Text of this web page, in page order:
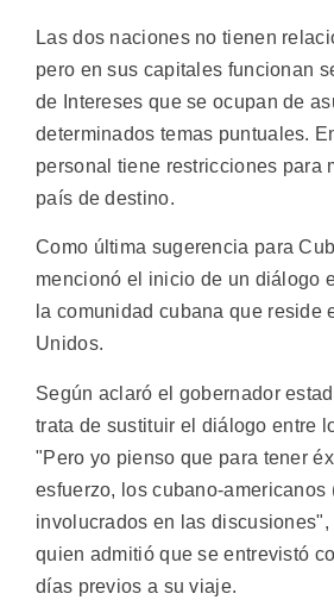
Las dos naciones no tienen
pero en sus capitales funcionan
de Intereses que se ocupan de
determinados temas puntuales.
personal tiene restricciones para
país de destino.
Como última sugerencia para
mencionó el inicio de un diálogo
la comunidad cubana que reside
Unidos.
Según aclaró el gobernador
trata de sustituir el diálogo entre
"Pero yo pienso que para tener
esfuerzo, los cubano-americanos
involucrados en las
quien admitió que se entrevistó
días previos a su viaje.